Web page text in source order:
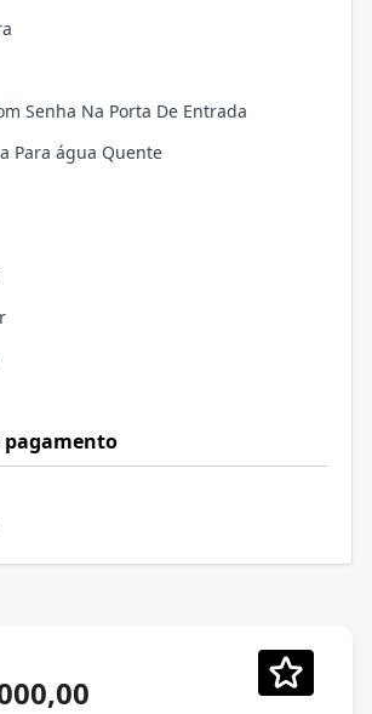
Senha Na Porta De Entrada
Para água Quente
pagamento